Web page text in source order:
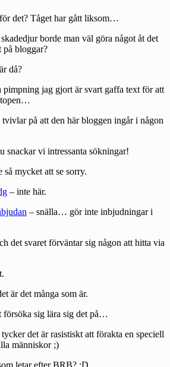
det? Tåget har gått liksom…
borde man väl göra något åt det
på bloggar?
då?
pimpning jag gjort är svart gaffa text för att
tvivlar på att den här bloggen ingår i någon
snackar vi intressanta sökningar!
mycket att se sorry.
– inte här.
– snälla… gör inte inbjudningar i
det svaret förväntar sig någon att hitta via
är det många som är.
försöka sig lära sig det på…
det är rasistiskt att förakta en speciell
människor ;)